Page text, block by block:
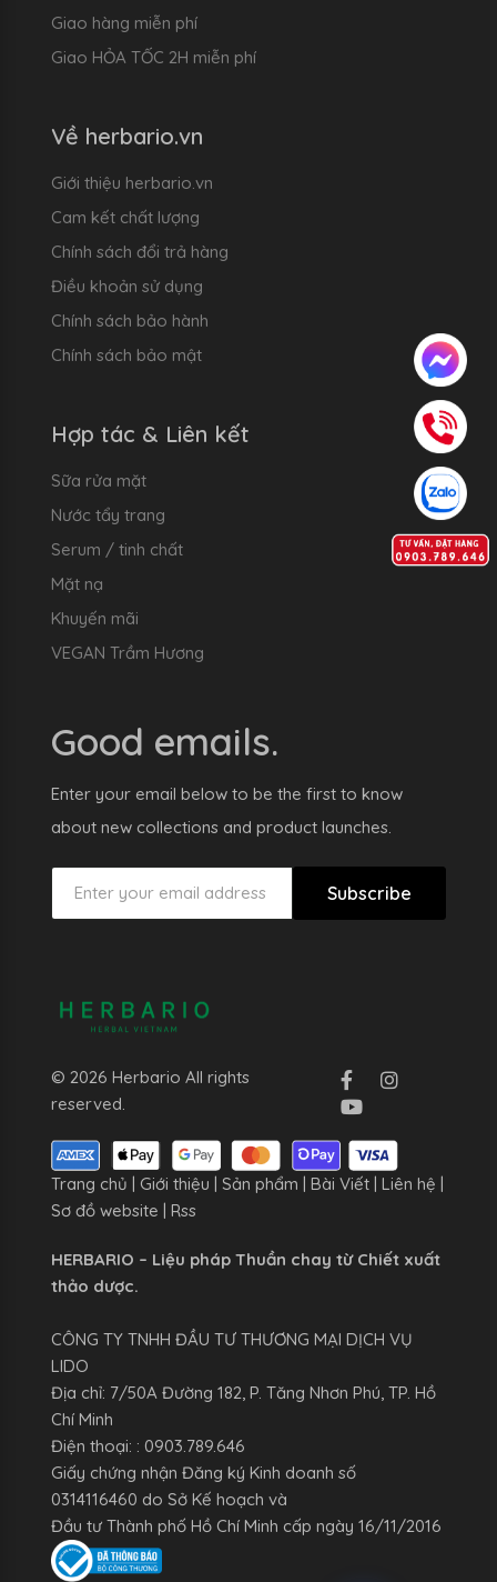
Giao hàng miễn phí
Giao HỎA TỐC 2H miễn phí
Về herbario.vn
Giới thiệu herbario.vn
Cam kết chất lượng
Chính sách đổi trả hàng
Điều khoản sử dụng
Chính sách bảo hành
Chính sách bảo mật
Hợp tác & Liên kết
Sữa rửa mặt
Nước tẩy trang
Serum / tinh chất
Mặt nạ
Khuyến mãi
VEGAN Trầm Hương
Good emails.
Enter your email below to be the first to know
about new collections and product launches.
Subscribe
© 2026 Herbario All rights
reserved.
Trang chủ Giới thiệu Sản phẩm Bài Viết Liên hệ
Sơ đồ website
Rss
HERBARIO – Liệu pháp Thuần chay từ Chiết xuất
thảo dược.
CÔNG TY TNHH ĐẦU TƯ THƯƠNG MẠI DỊCH VỤ
LIDO
Địa chỉ: 7/50A Đường 182, P. Tăng Nhơn Phú, TP. Hồ
Chí Minh
Điện thoại: : 0903.789.646
Giấy chứng nhận Đăng ký Kinh doanh số
0314116460 do Sở Kế hoạch và
Đầu tư Thành phố Hồ Chí Minh cấp ngày 16/11/2016